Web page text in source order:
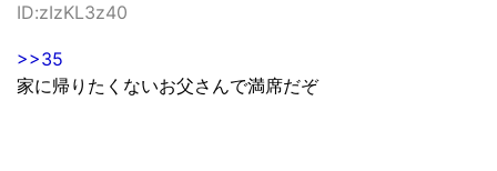
ID:zIzKL3z40
>>35
家に帰りたくないお父さんで満席だぞ